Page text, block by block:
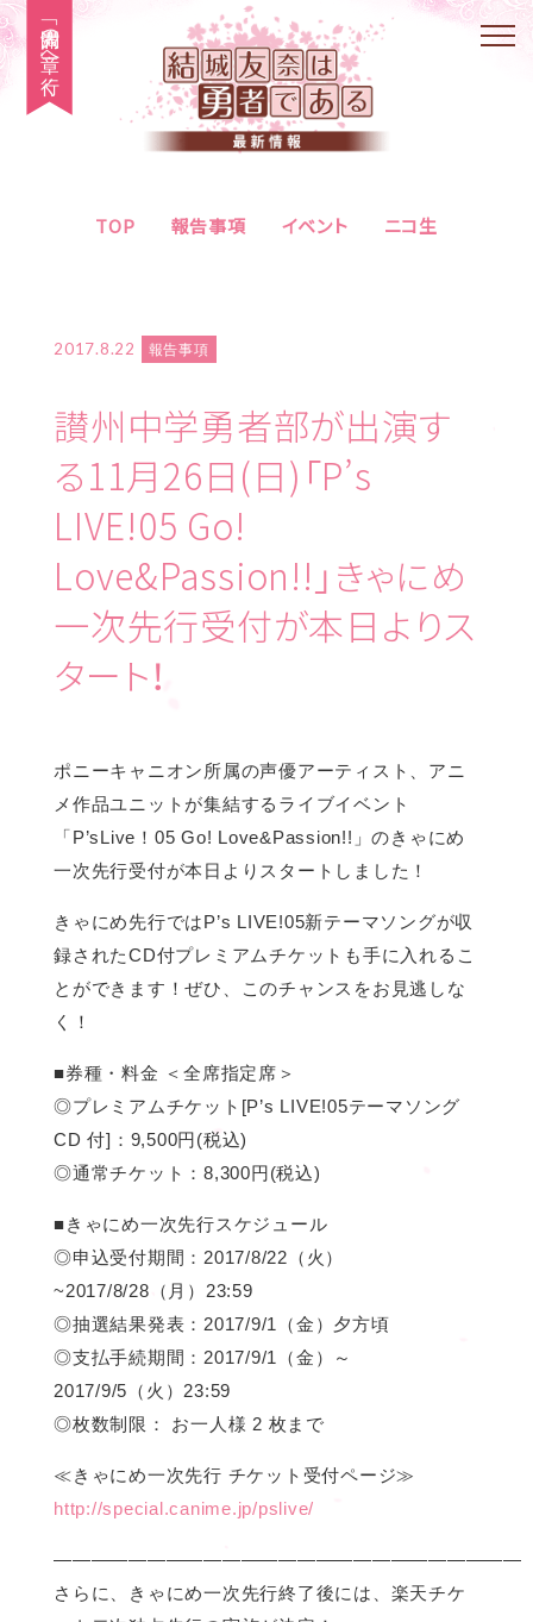
TOP 報告事項 イベント ニコ生
「大満開の章」へ行く
2017.8.22 報告事項
讃州中学勇者部が出演す
る11月26日(日)「P’s
LIVE!05 Go!
Love&Passion!!」きゃにめ
一次先行受付が本日よりス
タート！
ポニーキャニオン所属の声優アーティスト、アニ
メ作品ユニットが集結するライブイベント
「P’sLive！05 Go! Love&Passion!!」のきゃにめ
一次先行受付が本日よりスタートしました！
きゃにめ先行ではP’s LIVE!05新テーマソングが収
録されたCD付プレミアムチケットも手に入れるこ
とができます！ぜひ、このチャンスをお見逃しな
く！
■券種・料金 ＜全席指定席＞
◎プレミアムチケット[P’s LIVE!05テーマソング
CD 付]：9,500円(税込)
◎通常チケット：8,300円(税込)
■きゃにめ一次先行スケジュール
◎申込受付期間：2017/8/22（火）
~2017/8/28（月）23:59
◎抽選結果発表：2017/9/1（金）夕方頃
◎支払手続期間：2017/9/1（金）～
2017/9/5（火）23:59
◎枚数制限： お一人様 2 枚まで
≪きゃにめ一次先行 チケット受付ページ≫
http://special.canime.jp/pslive/
―――――――――――――――――――――――――
さらに、きゃにめ一次先行終了後には、楽天チケ